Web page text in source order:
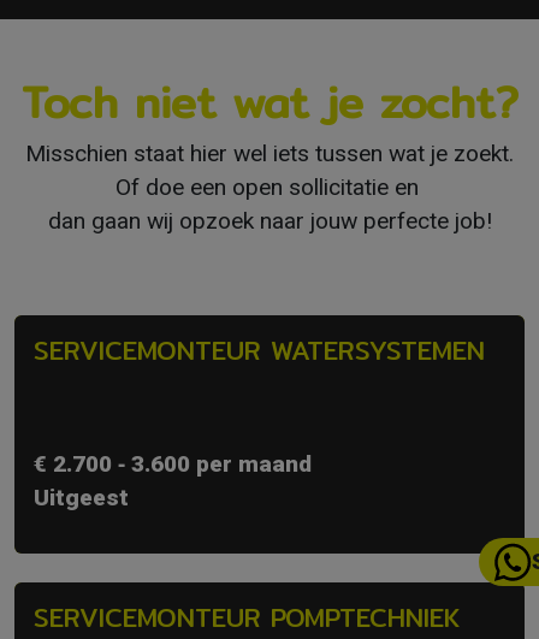
Toch niet wat je zocht?
Misschien staat hier wel iets tussen wat je zoekt.
Of doe een open sollicitatie en
dan gaan wij opzoek naar jouw perfecte job!
SERVICEMONTEUR WATERSYSTEMEN
€ 2.700 ‐ 3.600 per maand
Uitgeest
SERVICEMONTEUR POMPTECHNIEK